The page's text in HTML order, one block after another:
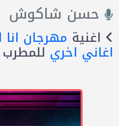
حسن شاكوش
اغنية مهرجان
اغاني اخريللمطرب